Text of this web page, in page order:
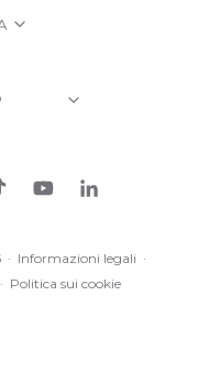
· Informazioni legali ·
· Politica sui cookie